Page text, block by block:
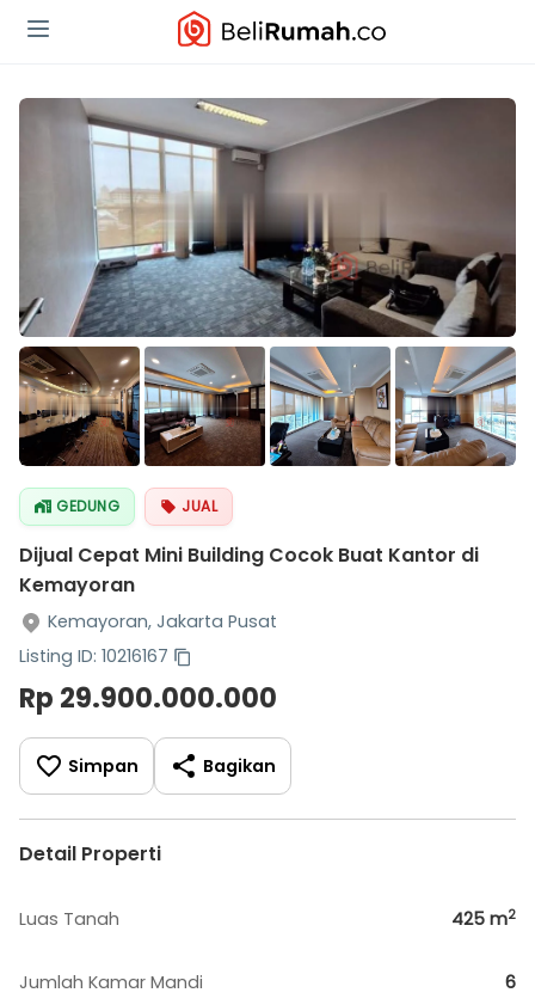
GEDUNG JUAL
Dijual Cepat Mini Building Cocok Buat Kantor di
Kemayoran
Kemayoran, Jakarta Pusat
Listing ID: 10216167
Rp 29.900.000.000
Simpan Bagikan
Detail Properti
Luas Tanah 425 m2
Jumlah Kamar Mandi 6